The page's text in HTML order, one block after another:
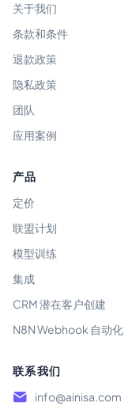
关于我们
条款和条件
退款政策
隐私政策
团队
应用案例
产品
定价
联盟计划
模型训练
集成
CRM 潜在客户创建
N8N Webhook 自动化
联系我们
info@ainisa.com